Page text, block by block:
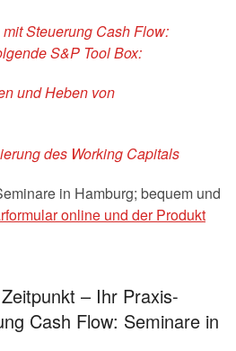
Steuerung Cash Flow:
S&P Tool Box:
und Heben von
des Working Capitals
in Hamburg; bequem und
online und der Produkt
– Ihr Praxis-
Cash Flow: Seminare in